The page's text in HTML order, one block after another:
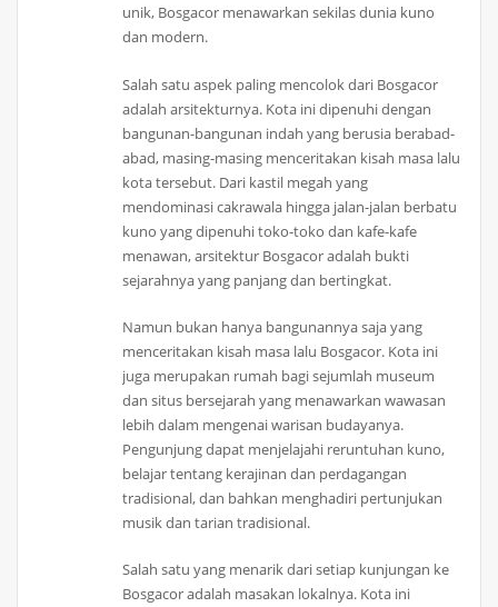
unik, Bosgacor menawarkan sekilas dunia kuno
dan modern.
Salah satu aspek paling mencolok dari Bosgacor
adalah arsitekturnya. Kota ini dipenuhi dengan
bangunan-bangunan indah yang berusia berabad-
abad, masing-masing menceritakan kisah masa lalu
kota tersebut. Dari kastil megah yang
mendominasi cakrawala hingga jalan-jalan berbatu
kuno yang dipenuhi toko-toko dan kafe-kafe
menawan, arsitektur Bosgacor adalah bukti
sejarahnya yang panjang dan bertingkat.
Namun bukan hanya bangunannya saja yang
menceritakan kisah masa lalu Bosgacor. Kota ini
juga merupakan rumah bagi sejumlah museum
dan situs bersejarah yang menawarkan wawasan
lebih dalam mengenai warisan budayanya.
Pengunjung dapat menjelajahi reruntuhan kuno,
belajar tentang kerajinan dan perdagangan
tradisional, dan bahkan menghadiri pertunjukan
musik dan tarian tradisional.
Salah satu yang menarik dari setiap kunjungan ke
Bosgacor adalah masakan lokalnya. Kota ini